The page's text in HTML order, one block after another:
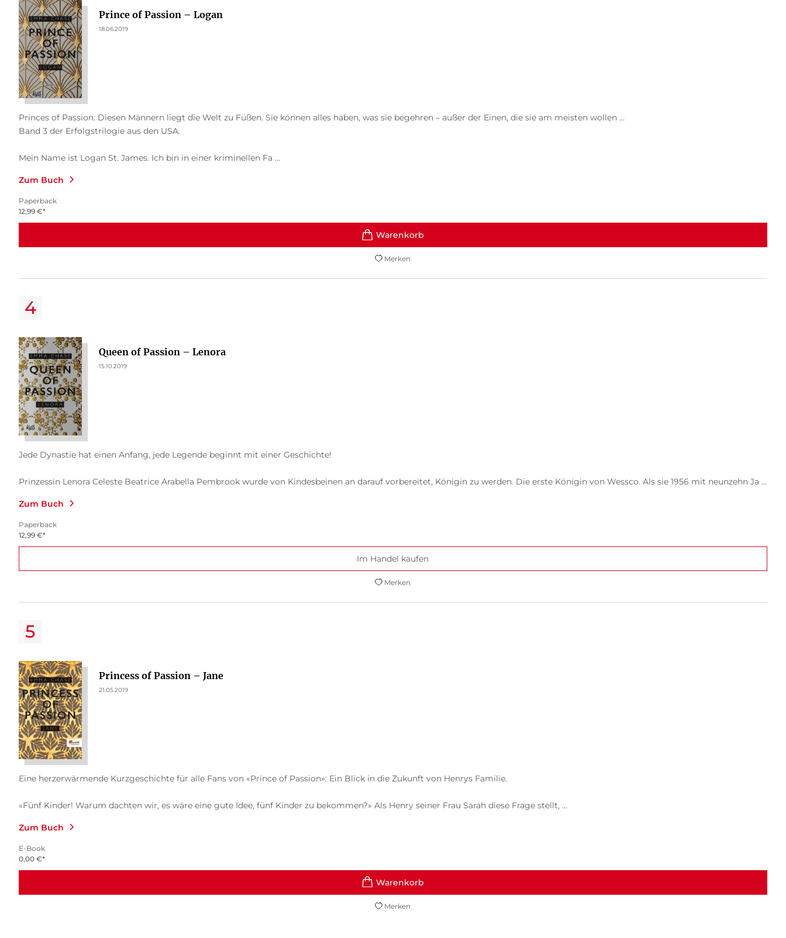
Prince of Passion – Logan
18.06.2019
Princes of Passion: Diesen Männern liegt die Welt zu Füßen. Sie können alles haben, was sie begehren – außer der Einen, die sie am meisten wollen …
Band 3 der Erfolgstrilogie aus den USA.
Mein Name ist Logan St. James. Ich bin in einer kriminellen Fa ...
Zum Buch
Paperback
12,99 €*
Merken
Queen of Passion – Lenora
15.10.2019
Jede Dynastie hat einen Anfang, jede Legende beginnt mit einer Geschichte!
Prinzessin Lenora Celeste Beatrice Arabella Pembrook wurde von Kindesbeinen an darauf vorbereitet, Königin zu werden. Die erste Königin von Wessco. Als sie 1956 mit neunzehn Ja ...
Zum Buch
Paperback
12,99 €*
Im Handel kaufen
Merken
Princess of Passion – Jane
21.05.2019
Eine herzerwärmende Kurzgeschichte für alle Fans von «Prince of Passion»: Ein Blick in die Zukunft von Henrys Familie.
«Fünf Kinder! Warum dachten wir, es wäre eine gute Idee, fünf Kinder zu bekommen?» Als Henry seiner Frau Sarah diese Frage stellt, ...
Zum Buch
E-Book
0,00 €*
Merken